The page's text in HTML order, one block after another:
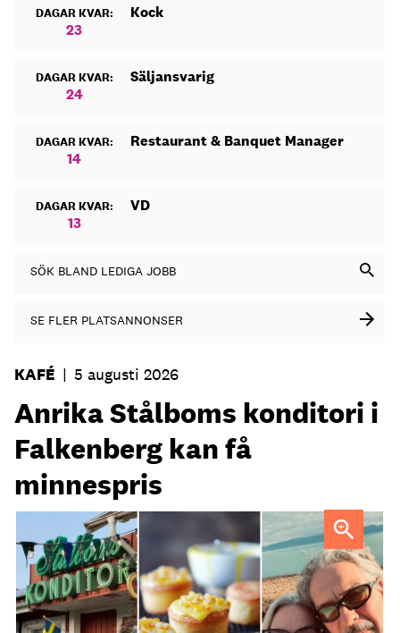
DAGAR KVAR:
23
Kock
DAGAR KVAR:
24
Säljansvarig
DAGAR KVAR:
14
Restaurant & Banquet Manager
DAGAR KVAR:
13
VD
SÖK BLAND LEDIGA JOBB
SE FLER PLATSANNONSER
KAFÉ | 5 augusti 2026
Anrika Stålboms konditori i
Falkenberg kan få
minnespris
Heléne och Micael Stålbom